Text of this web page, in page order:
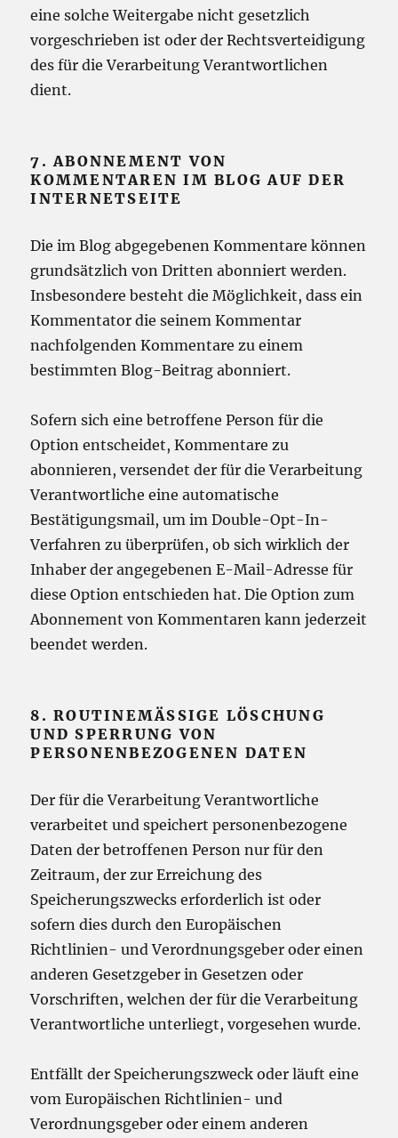
eine solche Weitergabe nicht gesetzlich
vorgeschrieben ist oder der Rechtsverteidigung
des für die Verarbeitung Verantwortlichen
dient.
7. ABONNEMENT VON
KOMMENTAREN IM BLOG AUF DER
INTERNETSEITE
Die im Blog abgegebenen Kommentare können
grundsätzlich von Dritten abonniert werden.
Insbesondere besteht die Möglichkeit, dass ein
Kommentator die seinem Kommentar
nachfolgenden Kommentare zu einem
bestimmten Blog-Beitrag abonniert.
Sofern sich eine betroffene Person für die
Option entscheidet, Kommentare zu
abonnieren, versendet der für die Verarbeitung
Verantwortliche eine automatische
Bestätigungsmail, um im Double-Opt-In-
Verfahren zu überprüfen, ob sich wirklich der
Inhaber der angegebenen E-Mail-Adresse für
diese Option entschieden hat. Die Option zum
Abonnement von Kommentaren kann jederzeit
beendet werden.
8. ROUTINEMÄSSIGE LÖSCHUNG U
ND SPERRUNG VON P
ERSONENBEZOGENEN DATEN
Der für die Verarbeitung Verantwortliche
verarbeitet und speichert personenbezogene
Daten der betroffenen Person nur für den
Zeitraum, der zur Erreichung des
Speicherungszwecks erforderlich ist oder
sofern dies durch den Europäischen
Richtlinien- und Verordnungsgeber oder einen
anderen Gesetzgeber in Gesetzen oder
Vorschriften, welchen der für die Verarbeitung
Verantwortliche unterliegt, vorgesehen wurde.
Entfällt der Speicherungszweck oder läuft eine
vom Europäischen Richtlinien- und
Verordnungsgeber oder einem anderen